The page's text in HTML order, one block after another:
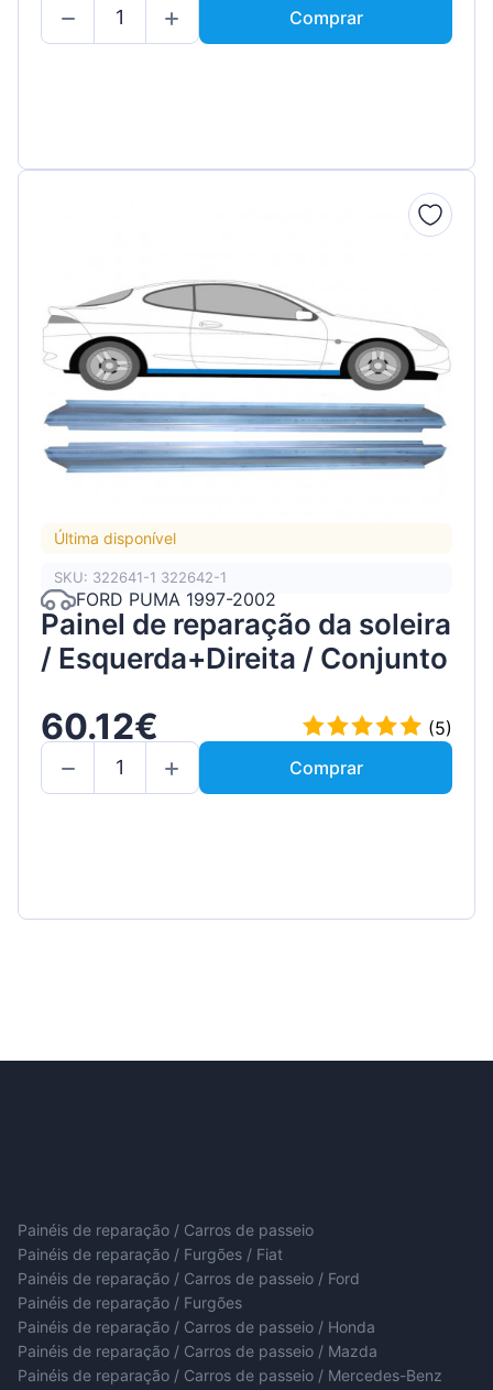
Comprar
Última disponível
SKU: 322641-1 322642-1
FORD PUMA 1997-2002
Painel de reparação da soleira
/ Esquerda+Direita / Conjunto
60.12€
(5)
Comprar
Painéis de reparação / Carros de passeio
Painéis de reparação / Furgões / Fiat
Painéis de reparação / Carros de passeio / Ford
Painéis de reparação / Furgões
Painéis de reparação / Carros de passeio / Honda
Painéis de reparação / Carros de passeio / Mazda
Painéis de reparação / Carros de passeio / Mercedes-Benz